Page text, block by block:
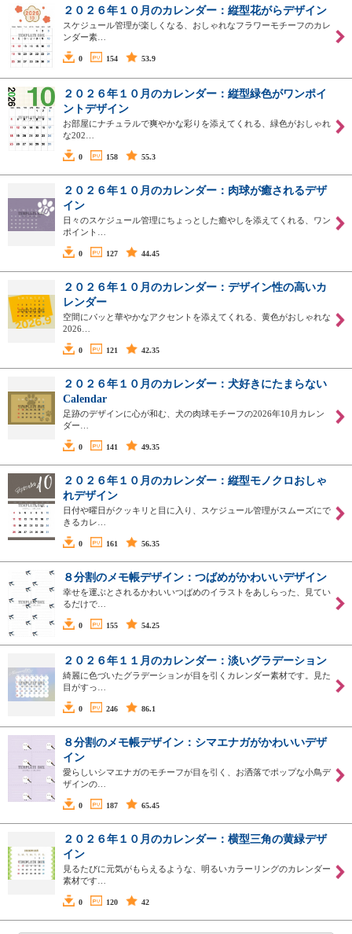
２０２６年１０月のカレンダー：縦型花がらデザイン
スケジュール管理が楽しくなる、おしゃれなフラワーモチーフのカレ
ンダー素…
0 154 53.9
２０２６年１０月のカレンダー：縦型緑色がワンポイ
ントデザイン
お部屋にナチュラルで爽やかな彩りを添えてくれる、緑色がおしゃれ
な202…
0 158 55.3
２０２６年１０月のカレンダー：肉球が癒されるデザ
イン
日々のスケジュール管理にちょっとした癒やしを添えてくれる、ワン
ポイント…
0 127 44.45
２０２６年１０月のカレンダー：デザイン性の高いカ
レンダー
空間にパッと華やかなアクセントを添えてくれる、黄色がおしゃれな
2026…
0 121 42.35
２０２６年１０月のカレンダー：犬好きにたまらない
Calendar
足跡のデザインに心が和む、犬の肉球モチーフの2026年10月カレン
ダー…
0 141 49.35
２０２６年１０月のカレンダー：縦型モノクロおしゃ
れデザイン
日付や曜日がクッキリと目に入り、スケジュール管理がスムーズにで
きるカレ…
0 161 56.35
８分割のメモ帳デザイン：つばめがかわいいデザイン
幸せを運ぶとされるかわいいつばめのイラストをあしらった、見てい
るだけで…
0 155 54.25
２０２６年１１月のカレンダー：淡いグラデーション
綺麗に色づいたグラデーションが目を引くカレンダー素材です。見た
目がすっ…
0 246 86.1
８分割のメモ帳デザイン：シマエナガがかわいいデザ
イン
愛らしいシマエナガのモチーフが目を引く、お洒落でポップな小鳥デ
ザインの…
0 187 65.45
２０２６年１０月のカレンダー：横型三角の黄緑デザ
イン
見るたびに元気がもらえるような、明るいカラーリングのカレンダー
素材です…
0 120 42